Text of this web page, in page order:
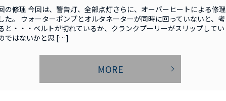
の修理 今回は、警告灯、全部点灯さらに、オーバーヒートによる修理
た。 ウォーターポンプとオルタネーターが同時に回っていないと、考
と・・・ベルトが切れているか、クランクプーリーがスリップしてい
ではないかと思 […]
MORE